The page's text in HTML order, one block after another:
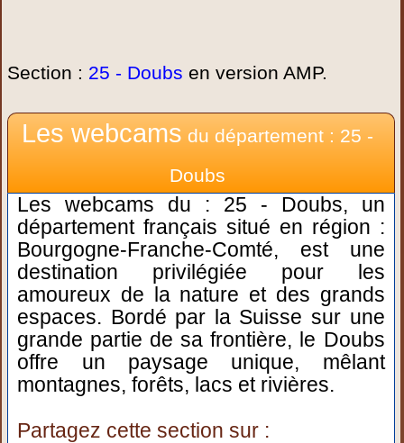
Section : 25 - Doubs en version AMP.
Les webcams du département : 25 -
Doubs
Les webcams du : 25 - Doubs, un
département français situé en région :
Bourgogne-Franche-Comté, est une
destination privilégiée pour les
amoureux de la nature et des grands
espaces. Bordé par la Suisse sur une
grande partie de sa frontière, le Doubs
offre un paysage unique, mêlant
montagnes, forêts, lacs et rivières.
Partagez cette section sur :